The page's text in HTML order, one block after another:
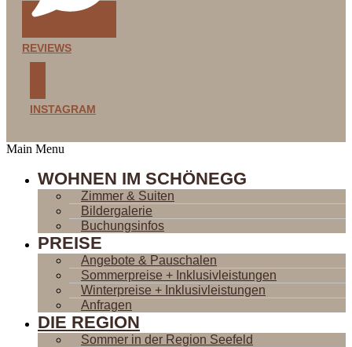
REVIEWS
INSTAGRAM
Main Menu
WOHNEN IM SCHÖNEGG
Zimmer & Suiten
Bildergalerie
Buchungsinfos
PREISE
Angebote & Pauschalen
Sommerpreise + Inklusivleistungen
Winterpreise + Inklusivleistungen
Anfragen
DIE REGION
Sommer in der Region Seefeld